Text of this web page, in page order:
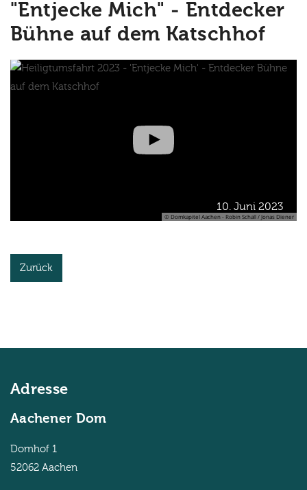
"Entjecke Mich" - Entdecker
Bühne auf dem Katschhof
10. Juni 2023
© Domkapitel Aachen - Robin Schall / Jonas Diener
Zurück
Adresse
Aachener Dom
Domhof 1
52062 Aachen